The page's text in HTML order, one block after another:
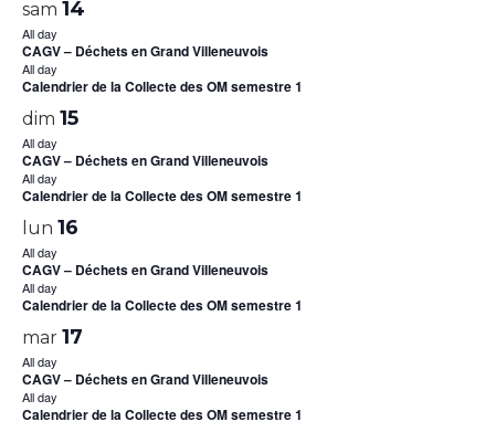
sam 14
All day
CAGV – Déchets en Grand Villeneuvois
All day
Calendrier de la Collecte des OM semestre 1
dim 15
All day
CAGV – Déchets en Grand Villeneuvois
All day
Calendrier de la Collecte des OM semestre 1
lun 16
All day
CAGV – Déchets en Grand Villeneuvois
All day
Calendrier de la Collecte des OM semestre 1
mar 17
All day
CAGV – Déchets en Grand Villeneuvois
All day
Calendrier de la Collecte des OM semestre 1